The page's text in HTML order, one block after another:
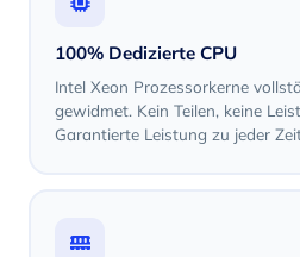
100% Dedizierte CPU
Intel Xeon Prozessorkerne
gewidmet. Kein Teilen, keine
Garantierte Leistung zu jeder